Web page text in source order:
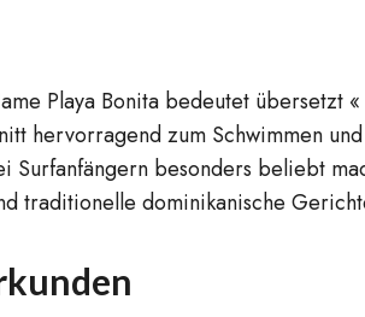
Playa Bonita bedeutet übersetzt
hervorragend zum Schwimmen
besonders beliebt
traditionelle dominikanische